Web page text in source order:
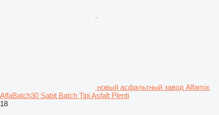
новый асфальтный завод Alfamix
AlfaBatch30 Sabit Batch Tipi Asfalt Plenti
18